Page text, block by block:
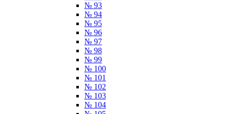
№ 93
№ 94
№ 95
№ 96
№ 97
№ 98
№ 99
№ 100
№ 101
№ 102
№ 103
№ 104